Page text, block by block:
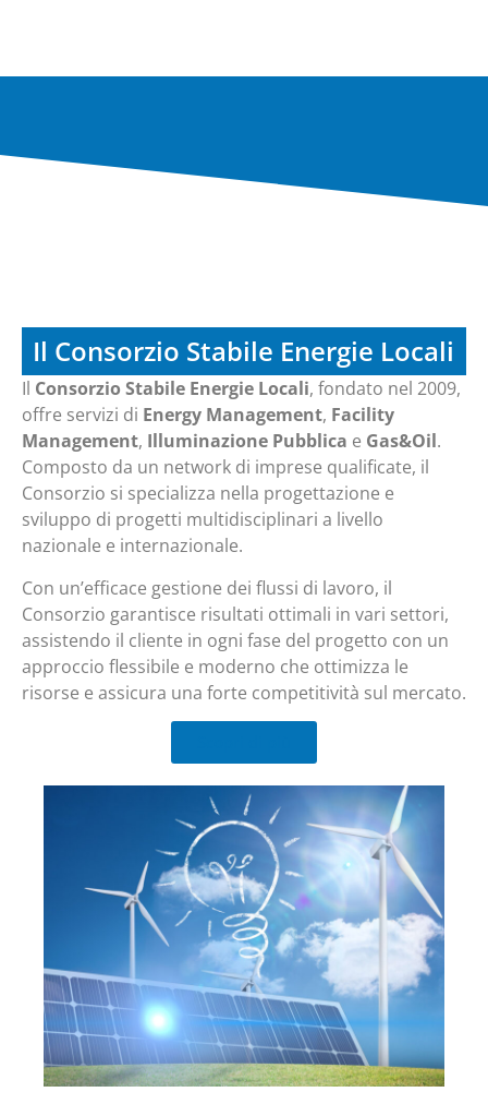
Il Consorzio Stabile Energie Locali
Il Consorzio Stabile Energie Locali, fondato nel 2009,
offre servizi di Energy Management, Facility
Management, Illuminazione Pubblica e Gas&Oil.
Composto da un network di imprese qualificate, il
Consorzio si specializza nella progettazione e
sviluppo di progetti multidisciplinari a livello
nazionale e internazionale.
Con un’efficace gestione dei flussi di lavoro, il
Consorzio garantisce risultati ottimali in vari settori,
assistendo il cliente in ogni fase del progetto con un
approccio flessibile e moderno che ottimizza le
risorse e assicura una forte competitività sul mercato.